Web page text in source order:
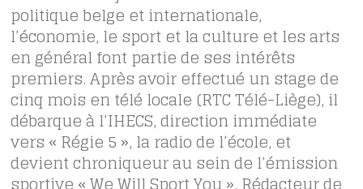
politique belge et internationale,
l’économie, le sport et la culture et les arts
en général font partie de ses intérêts
premiers. Après avoir effectué un stage de
cinq mois en télé locale (RTC Télé-Liège), il
débarque à l’IHECS, direction immédiate
vers « Régie 5 », la radio de l’école, et
devient chroniqueur au sein de l’émission